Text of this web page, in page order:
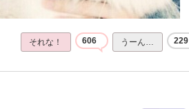
それな！ 606 うーん… 229